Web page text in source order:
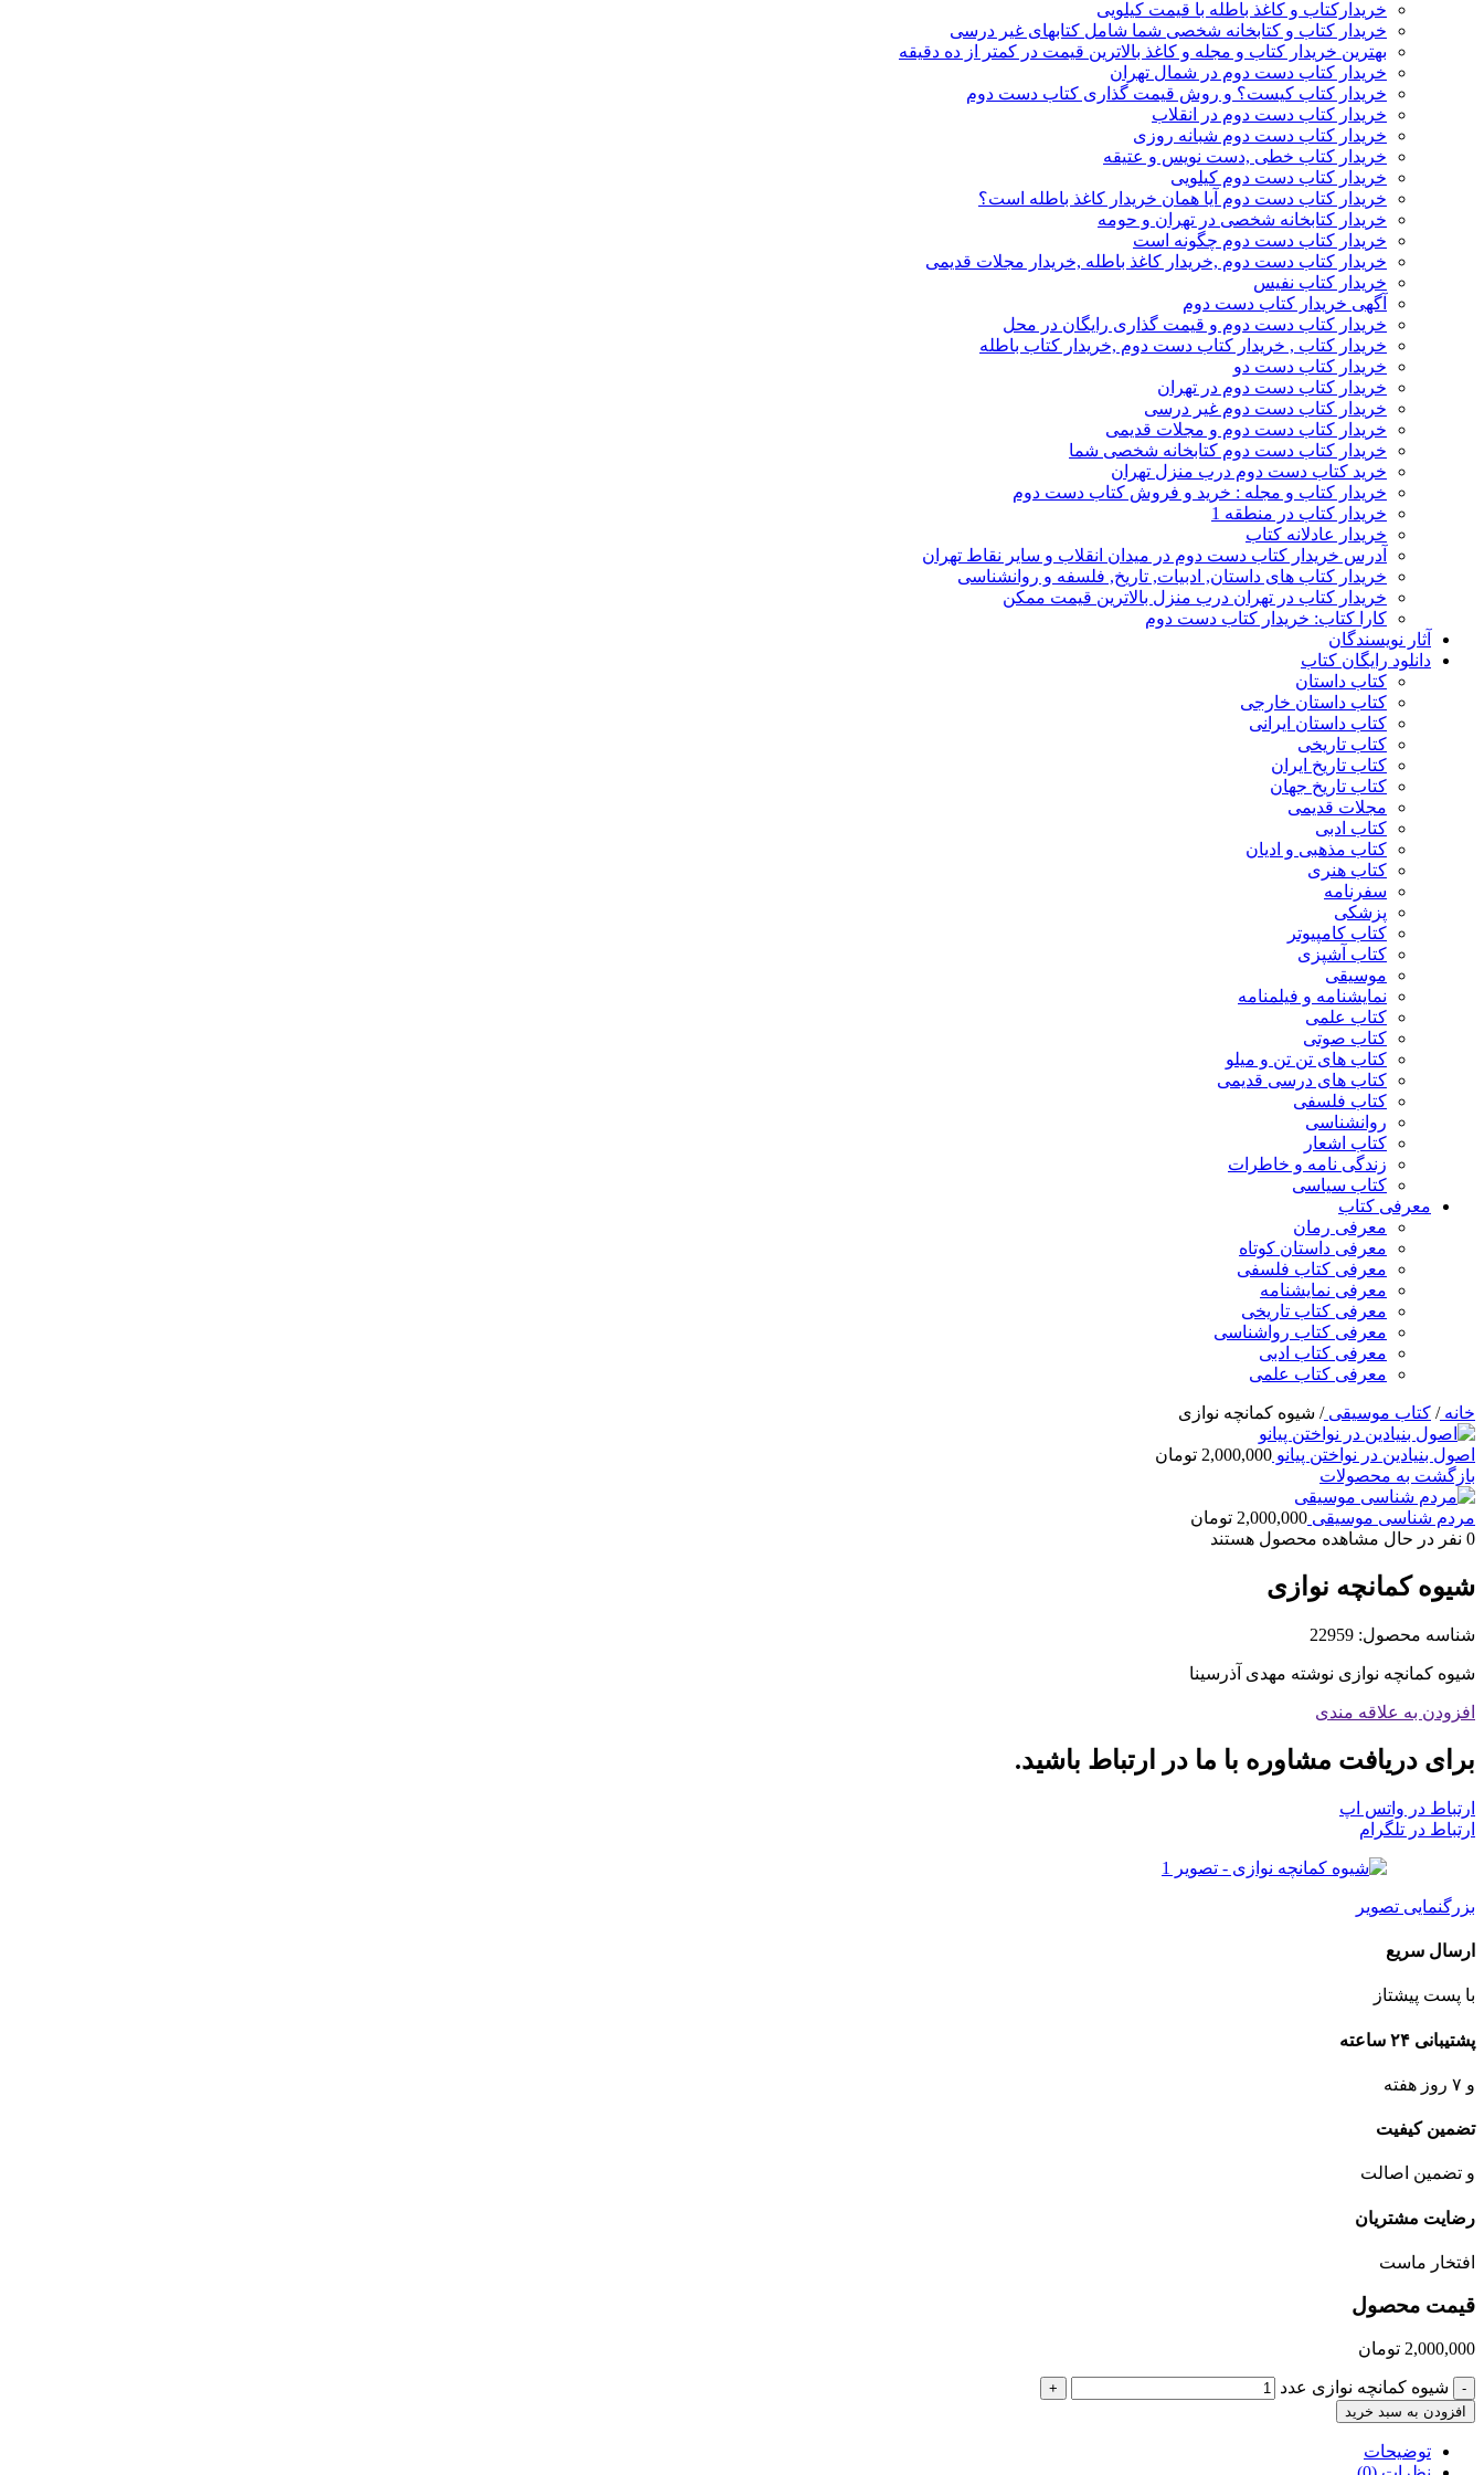
خریدارکتاب و کاغذ باطله با قیمت کیلویی
خریدار کتاب و کتابخانه شخصی شما شامل کتابهای غیر درسی
بهترین خریدار کتاب و مجله و کاغذ بالاترین قیمت در کمتر از ده دقیقه
خریدار کتاب دست دوم در شمال تهران
خریدار کتاب کیست؟ و روش قیمت گذاری کتاب دست دوم
خریدار کتاب دست دوم در انقلاب
خریدار کتاب دست دوم شبانه روزی
خریدار کتاب خطی ,دست نویس و عتیقه
خریدار کتاب دست دوم کیلویی
خریدار کتاب دست دوم آیا همان خریدار کاغذ باطله است؟
خریدار کتابخانه شخصی در تهران و حومه
خریدار کتاب دست دوم چگونه است
خریدار کتاب دست دوم ,خریدار کاغذ باطله ,خریدار مجلات قدیمی
خریدار کتاب نفیس
آگهی خریدار کتاب دست دوم
خریدار کتاب دست دوم و قیمت گذاری رایگان در محل
خریدار کتاب , خریدار کتاب دست دوم ,خریدار کتاب باطله
خریدار کتاب دست دو
خریدار کتاب دست دوم در تهران
خریدار کتاب دست دوم غیر درسی
خریدار کتاب دست دوم و مجلات قدیمی
خریدار کتاب دست دوم کتابخانه شخصی شما
خرید کتاب دست دوم درب منزل تهران
خریدار کتاب و مجله : خرید و فروش کتاب دست دوم
خریدار کتاب در منطقه 1
خریدار عادلانه کتاب
آدرس خریدار کتاب دست دوم در میدان انقلاب و سایر نقاط تهران
خریدار کتاب های داستان, ادبیات, تاریخ, فلسفه و روانشناسی
خریدار کتاب در تهران درب منزل بالاترین قیمت ممکن
کارا کتاب: خریدار کتاب دست دوم
آثار نویسندگان
دانلود رایگان کتاب
کتاب داستان
کتاب داستان خارجی
کتاب داستان ایرانی
کتاب تاریخی
کتاب تاریخ ایران
کتاب تاریخ جهان
مجلات قدیمی
کتاب ادبی
کتاب مذهبی و ادیان
کتاب هنری
سفرنامه
پزشکی
کتاب کامپیوتر
کتاب آشپزی
موسیقی
نمایشنامه و فیلمنامه
کتاب علمی
کتاب صوتی
کتاب های تن تن و میلو
کتاب های درسی قدیمی
کتاب فلسفی
روانشناسی
کتاب اشعار
زندگی نامه و خاطرات
کتاب سیاسی
معرفی کتاب
معرفی رمان
معرفی داستان کوتاه
معرفی کتاب فلسفی
معرفی نمایشنامه
معرفی کتاب تاریخی
معرفی کتاب رواشناسی
معرفی کتاب ادبی
معرفی کتاب علمی
خانه/ کتاب موسیقی/ شیوه کمانچه نوازی
اصول بنیادین در نواختن پیانو 2,000,000 تومان
بازگشت به محصولات
مردم شناسی موسیقی 2,000,000 تومان
0 نفر در حال مشاهده محصول هستند
شیوه کمانچه نوازی
شناسه محصول: 22959
شیوه کمانچه نوازی نوشته مهدی آذرسینا
افزودن به علاقه مندی
برای دریافت مشاوره با ما در ارتباط باشید.
ارتباط در واتس اپ
ارتباط در تلگرام
بزرگنمایی تصویر
ارسال سریع
با پست پیشتاز
پشتیبانی ۲۴ ساعته
و ۷ روز هفته
تضمین کیفیت
و تضمین اصالت
رضایت مشتریان
افتخار ماست
قیمت محصول
2,000,000 تومان
- شیوه کمانچه نوازی عدد
+
افزودن به سبد خرید
توضیحات